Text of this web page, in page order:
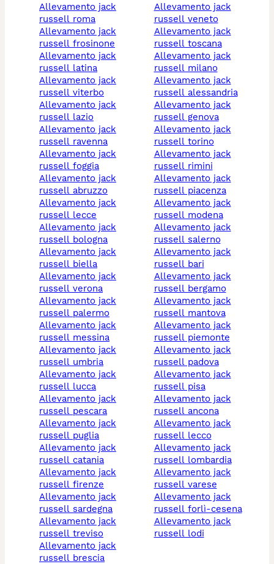
allevamento jack
russell roma
allevamento jack
russell frosinone
allevamento jack
russell latina
allevamento jack
russell viterbo
allevamento jack
russell lazio
allevamento jack
russell ravenna
allevamento jack
russell foggia
allevamento jack
russell abruzzo
allevamento jack
russell lecce
allevamento jack
russell bologna
allevamento jack
russell biella
allevamento jack
russell verona
allevamento jack
russell palermo
allevamento jack
russell messina
allevamento jack
russell umbria
allevamento jack
russell lucca
allevamento jack
russell pescara
allevamento jack
russell puglia
allevamento jack
russell catania
allevamento jack
russell firenze
allevamento jack
russell sardegna
allevamento jack
russell treviso
allevamento jack
russell brescia
allevamento jack
russell veneto
allevamento jack
russell toscana
allevamento jack
russell milano
allevamento jack
russell alessandria
allevamento jack
russell genova
allevamento jack
russell torino
allevamento jack
russell rimini
allevamento jack
russell piacenza
allevamento jack
russell modena
allevamento jack
russell salerno
allevamento jack
russell bari
allevamento jack
russell bergamo
allevamento jack
russell mantova
allevamento jack
russell piemonte
allevamento jack
russell padova
allevamento jack
russell pisa
allevamento jack
russell ancona
allevamento jack
russell lecco
allevamento jack
russell lombardia
allevamento jack
russell varese
allevamento jack
russell forlì-cesena
allevamento jack
russell lodi